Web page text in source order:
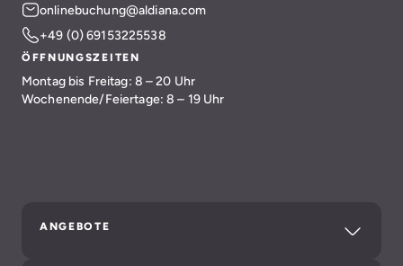
onlinebuchung@aldiana.com
+49 (0) 69153225538
ÖFFNUNGSZEITEN
Montag bis Freitag: 8 – 20 Uhr
Wochenende/Feiertage: 8 – 19 Uhr
ANGEBOTE